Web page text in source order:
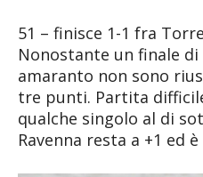
51 – finisce 1-1 fra
Nonostante un finale
amaranto non sono
tre punti. Partita
qualche singolo al di
Ravenna resta a +1 ed